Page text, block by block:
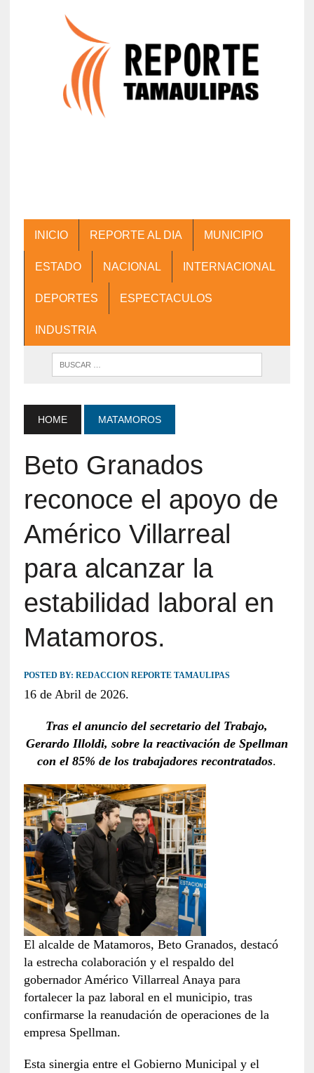
INICIO REPORTE AL DIA MUNICIPIO
ESTADO NACIONAL INTERNACIONAL
DEPORTES ESPECTACULOS
INDUSTRIA
HOME MATAMOROS
Beto Granados
reconoce el apoyo de
Américo Villarreal
para alcanzar la
estabilidad laboral en
Matamoros.
POSTED BY: REDACCION REPORTE TAMAULIPAS
16 de Abril de 2026.
Tras el anuncio del secretario del Trabajo,
Gerardo Illoldi, sobre la reactivación de Spellman
con el 85% de los trabajadores recontratados.
El alcalde de Matamoros, Beto Granados, destacó
la estrecha colaboración y el respaldo del
gobernador Américo Villarreal Anaya para
fortalecer la paz laboral en el municipio, tras
confirmarse la reanudación de operaciones de la
empresa Spellman.
Esta sinergia entre el Gobierno Municipal y el